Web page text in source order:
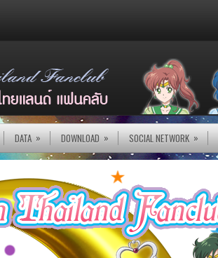
DATA » DOWNLOAD » SOCIAL NETWORK »